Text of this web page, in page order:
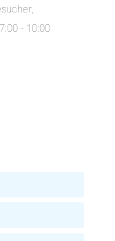
- 10:00